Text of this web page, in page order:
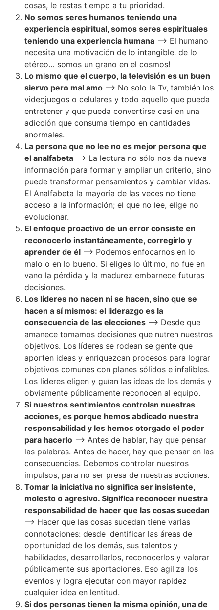
cosas, le restas tiempo a tu prioridad.
No somos seres humanos teniendo una
experiencia espiritual, somos seres espirituales
teniendo una experiencia humana –> El humano
necesita una motivación de lo intangible, de lo
etéreo… somos un grano en el cosmos!
Lo mismo que el cuerpo, la televisión es un buen
siervo pero mal amo –> No solo la Tv, también los
videojuegos o celulares y todo aquello que pueda
entretener y que pueda convertirse casi en una
adicción que consuma tiempo en cantidades
anormales.
La persona que no lee no es mejor persona que
el analfabeta –> La lectura no sólo nos da nueva
información para formar y ampliar un criterio, sino
puede transformar pensamientos y cambiar vidas.
El Analfabeta la mayoría de las veces no tiene
acceso a la información; el que no lee, elige no
evolucionar.
El enfoque proactivo de un error consiste en
reconocerlo instantáneamente, corregirlo y
aprender de él –> Podemos enfocarnos en lo
malo o en lo bueno. Si eliges lo último, no fue en
vano la pérdida y la madurez embarnece futuras
decisiones.
Los líderes no nacen ni se hacen, sino que se
hacen a sí mismos: el liderazgo es la
consecuencia de las elecciones –> Desde que
amanece tomamos decisiones que nutren nuestros
objetivos. Los líderes se rodean se gente que
aporten ideas y enriquezcan procesos para lograr
objetivos comunes con planes sólidos e infalibles.
Los líderes eligen y guían las ideas de los demás y
obviamente públicamente reconocen al equipo.
Si nuestros sentimientos controlan nuestras
acciones, es porque hemos abdicado nuestra
responsabilidad y les hemos otorgado el poder
para hacerlo –> Antes de hablar, hay que pensar
las palabras. Antes de hacer, hay que pensar en las
consecuencias. Debemos controlar nuestros
impulsos, para no ser presa de nuestras acciones.
Tomar la iniciativa no significa ser insistente,
molesto o agresivo. Significa reconocer nuestra
responsabilidad de hacer que las cosas sucedan
–> Hacer que las cosas sucedan tiene varias
connotaciones: desde identificar las áreas de
oportunidad de los demás, sus talentos y
habilidades, desarrollarlos, reconocerlos y valorar
públicamente sus aportaciones. Eso agiliza los
eventos y logra ejecutar con mayor rapidez
cualquier idea en lentitud.
Si dos personas tienen la misma opinión, una de